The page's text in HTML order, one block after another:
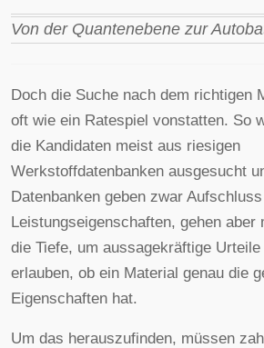
Von der Quantenebene zur
Doch die Suche nach dem richtigen
oft wie ein Ratespiel vonstatten. So
die Kandidaten meist aus riesigen
Werkstoffdatenbanken ausgesucht
Datenbanken geben zwar
Leistungseigenschaften, gehen aber
die Tiefe, um aussagekräftige
erlauben, ob ein Material genau die
Eigenschaften hat.
Um das herauszufinden, müssen